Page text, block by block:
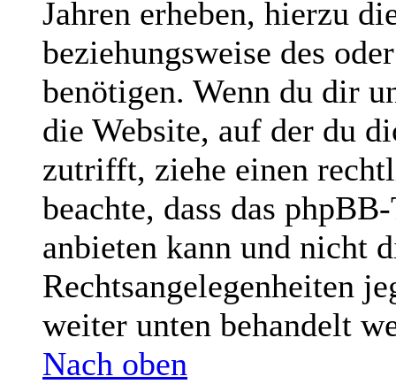
Jahren erheben, hierzu
beziehungsweise des
benötigen. Wenn du dir
die Website, auf der du
zutrifft, ziehe einen
beachte, dass das
anbieten kann und nicht
Rechtsangelegenheiten
weiter unten behandelt
Nach oben